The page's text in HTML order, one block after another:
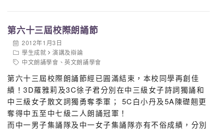
第六十三屆校際朗誦節
2012年1月3日
學生成就
演講及辯論
中文朗誦學會 、英文朗誦學會
第六十三屆校際朗誦節經已圓滿結束，本校同學再創佳
績！3D羅雅莉及3C徐子君分別在中三級女子詩詞獨誦和
中三級女子散文詞獨勇奪季軍； 5C白小丹及5A陳礎翹更
奪得中五至中七級二人朗誦冠軍！
而中一男子集誦隊及中一女子集誦隊亦有不俗成績，分別